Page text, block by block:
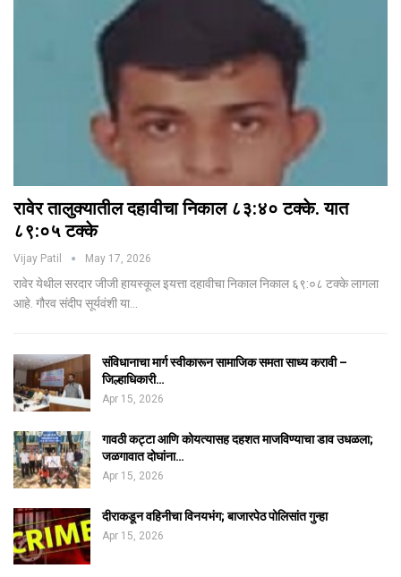
रावेर तालुक्यातील दहावीचा निकाल ८३:४० टक्के. यात
८९:०५ टक्के
Vijay Patil May 17, 2026
रावेर येथील सरदार जीजी हायस्कूल इयत्ता दहावीचा निकाल निकाल ६९:०८ टक्के लागला
आहे. गौरव संदीप सूर्यवंशी या…
संविधानाचा मार्ग स्वीकारून सामाजिक समता साध्य करावी –
जिल्हाधिकारी…
Apr 15, 2026
गावठी कट्टा आणि कोयत्यासह दहशत माजविण्याचा डाव उधळला;
जळगावात दोघांना…
Apr 15, 2026
दीराकडून वहिनीचा विनयभंग; बाजारपेठ पोलिसांत गुन्हा
Apr 15, 2026